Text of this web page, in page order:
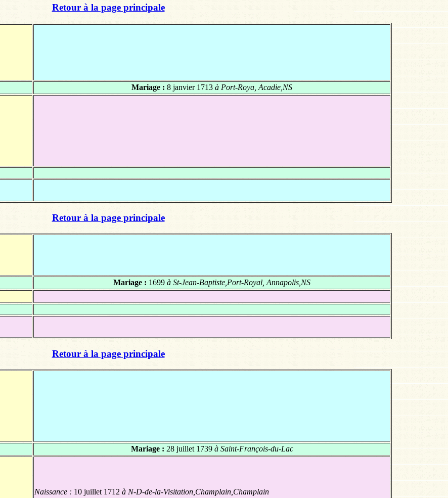
Retour à la page principale
Mariage : 8 janvier 1713 à Port-Roya, Acadie,NS
Retour à la page principale
Mariage : 1699 à St-Jean-Baptiste,Port-Royal, Annapolis,NS
Retour à la page principale
Mariage : 28 juillet 1739à Saint-François-du-Lac
Naissance : 10 juillet 1712 à N-D-de-la-Visitation,Champlain,Champlain